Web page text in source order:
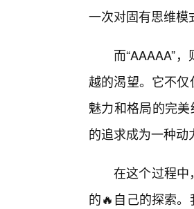
一次对固有思维模
而“AAAAA”
越的渴望。它不
魅力和格局的完
的追求成为一种动
在这个过程
的🔥自己的探索